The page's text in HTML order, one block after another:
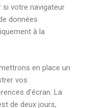
si votre navigateur
données
à la
en place un
vos
d’écran. La
de deux jours,